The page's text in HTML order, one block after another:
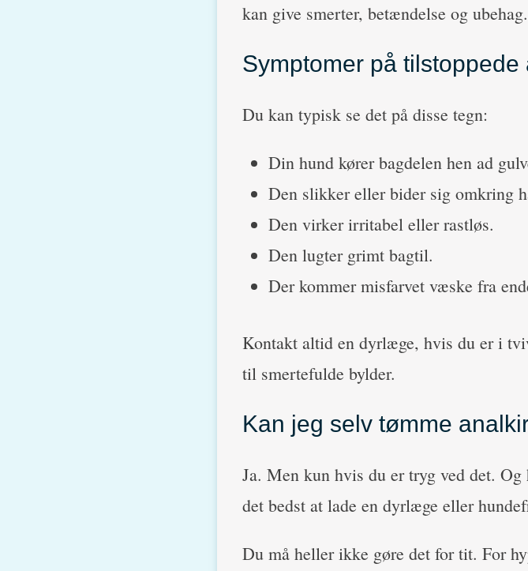
kan give smerter, betændelse og ubehag.
Symptomer på tilstoppede
Du kan typisk se det på disse tegn:
Din hund kører bagdelen hen ad
Den slikker eller bider sig omkring
Den virker irritabel eller rastløs.
Den lugter grimt bagtil.
Der kommer misfarvet væske fra
Kontakt altid en dyrlæge, hvis du er i
til smertefulde bylder.
Kan jeg selv tømme
Ja. Men kun hvis du er tryg ved det.
det bedst at lade en dyrlæge eller
Du må heller ikke gøre det for tit. For